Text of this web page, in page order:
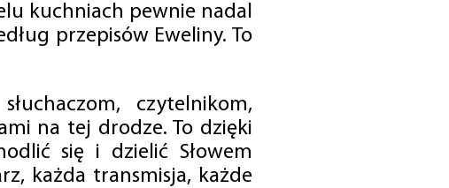
kuchniach pewnie nadal
przepisów Eweliny. To
czytelnikom,
na tej drodze. To dzięki
się i dzielić Słowem
każda transmisja, każde